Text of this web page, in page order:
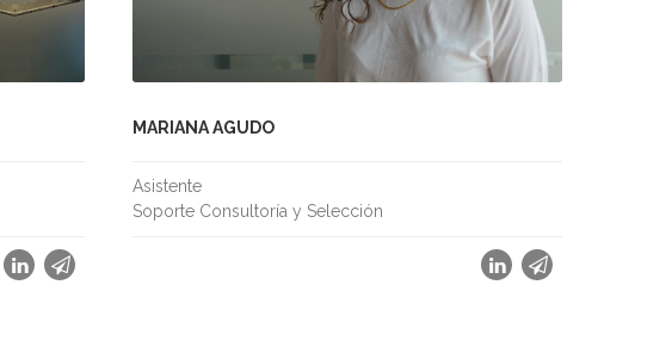
MARIANA AGUDO
Asistente
Soporte Consultoría y Selección